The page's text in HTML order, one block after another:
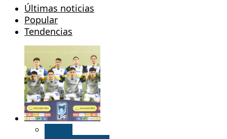
Últimas noticias
Popular
Tendencias